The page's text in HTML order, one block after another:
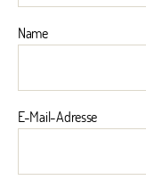
Name
E-Mail-Adresse